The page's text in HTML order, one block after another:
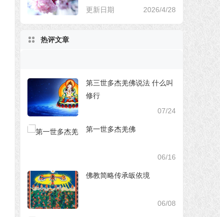
更新日期
2026/4/28
热评文章
第三世多杰羌佛说法 什么叫
修行
07/24
第一世多杰羌佛
06/16
佛教简略传承皈依境
06/08